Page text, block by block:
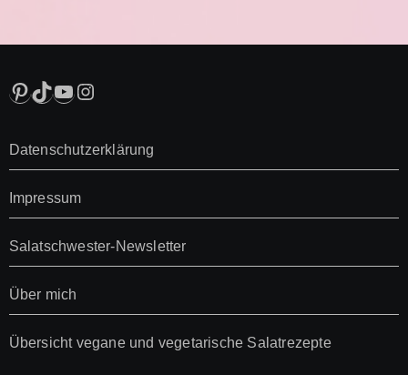
Pinterest
TikTok
YouTube
Instagram
Datenschutzerklärung
Impressum
Salatschwester-Newsletter
Über mich
Übersicht vegane und vegetarische Salatrezepte